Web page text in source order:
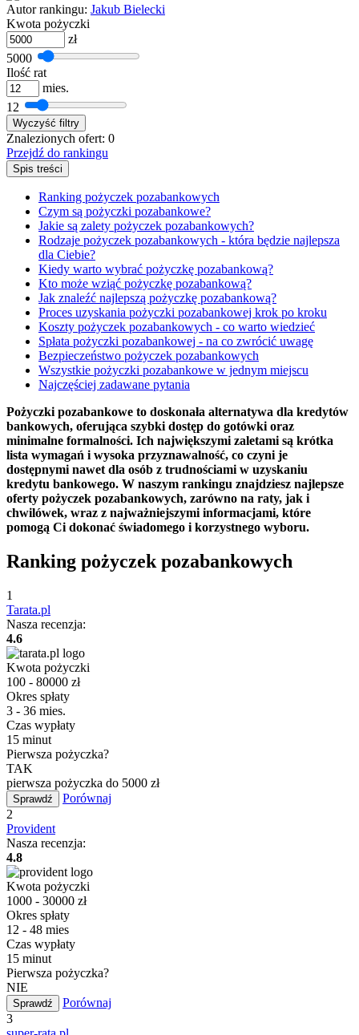
Autor rankingu: Jakub Bielecki
Kwota pożyczki
zł
5000
Ilość rat
mies.
12
Wyczyść filtry
Znalezionych ofert: 0
Przejdź do rankingu
Spis treści
Ranking pożyczek pozabankowych
Czym są pożyczki pozabankowe?
Jakie są zalety pożyczek pozabankowych?
Rodzaje pożyczek pozabankowych - która będzie najlepsza
dla Ciebie?
Kiedy warto wybrać pożyczkę pozabankową?
Kto może wziąć pożyczkę pozabankową?
Jak znaleźć najlepszą pożyczkę pozabankową?
Proces uzyskania pożyczki pozabankowej krok po kroku
Koszty pożyczek pozabankowych - co warto wiedzieć
Spłata pożyczki pozabankowej - na co zwrócić uwagę
Bezpieczeństwo pożyczek pozabankowych
Wszystkie pożyczki pozabankowe w jednym miejscu
Najczęściej zadawane pytania
Pożyczki pozabankowe to doskonała alternatywa dla kredytów
bankowych, oferująca szybki dostęp do gotówki oraz
minimalne formalności. Ich największymi zaletami są krótka
lista wymagań i wysoka przyznawalność, co czyni je
dostępnymi nawet dla osób z trudnościami w uzyskaniu
kredytu bankowego. W naszym rankingu znajdziesz najlepsze
oferty pożyczek pozabankowych, zarówno na raty, jak i
chwilówek, wraz z najważniejszymi informacjami, które
pomogą Ci dokonać świadomego i korzystnego wyboru.
Ranking pożyczek pozabankowych
1
Tarata.pl
Nasza recenzja:
4.6
Kwota pożyczki
100 - 80000 zł
Okres spłaty
3 - 36 mies.
Czas wypłaty
15 minut
Pierwsza pożyczka?
TAK
pierwsza pożyczka do 5000 zł
Sprawdź
Porównaj
2
Provident
Nasza recenzja:
4.8
Kwota pożyczki
1000 - 30000 zł
Okres spłaty
12 - 48 mies
Czas wypłaty
15 minut
Pierwsza pożyczka?
NIE
Sprawdź
Porównaj
3